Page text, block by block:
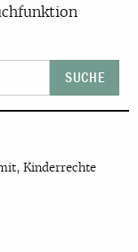
Kinderrechte